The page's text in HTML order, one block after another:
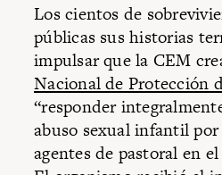
Los cientos de
públicas sus historias
impulsar que la CEM
Nacional de Protección
“responder
abuso sexual infantil
agentes de pastoral en